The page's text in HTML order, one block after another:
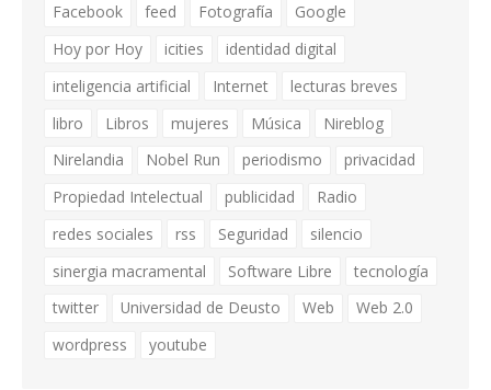
Facebook
feed Fotografía
Google
Hoy por Hoy
icities
identidad digital
inteligencia artificial
Internet
lecturas breves
libro
Libros mujeres Música
Nireblog
Nirelandia
Nobel Run periodismo
privacidad
Propiedad Intelectual
publicidad
Radio
redes sociales
rss Seguridad
silencio
sinergia macramental
Software Libre
tecnología
twitter
Universidad de Deusto Web
Web 2.0
wordpress
youtube